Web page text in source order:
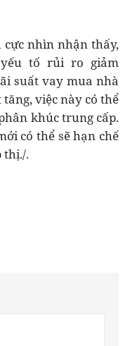
cực nhìn nhận thấy,
tố rủi ro giảm
suất vay mua nhà
việc này có thể
khúc trung cấp.
có thể sẽ hạn chế
thị./.